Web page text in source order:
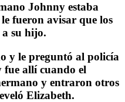
Johnny estaba
fueron avisar que los
a su hijo.
y le preguntó al policía
fue allí cuando el
y entraron otros
Elizabeth.